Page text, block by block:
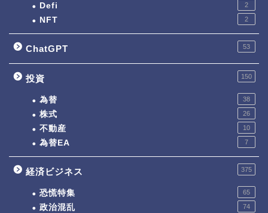
Defi 2
NFT 2
ChatGPT 53
投資 150
為替 38
株式 26
不動産 10
為替EA 7
経済ビジネス 375
恐慌特集 65
政治混乱 74